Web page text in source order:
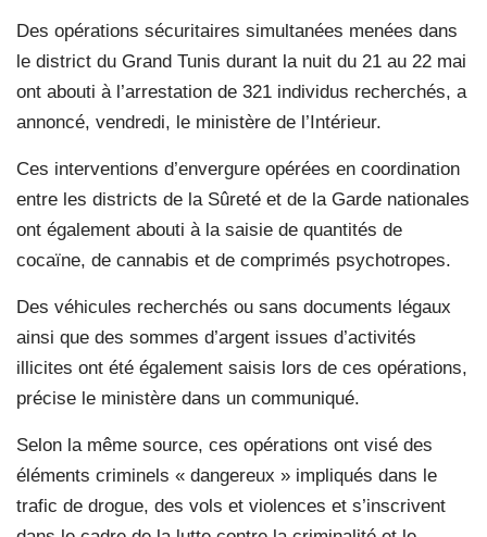
Des opérations sécuritaires simultanées menées dans
le district du Grand Tunis durant la nuit du 21 au 22 mai
ont abouti à l’arrestation de 321 individus recherchés, a
annoncé, vendredi, le ministère de l’Intérieur.
Ces interventions d’envergure opérées en coordination
entre les districts de la Sûreté et de la Garde nationales
ont également abouti à la saisie de quantités de
cocaïne, de cannabis et de comprimés psychotropes.
Des véhicules recherchés ou sans documents légaux
ainsi que des sommes d’argent issues d’activités
illicites ont été également saisis lors de ces opérations,
précise le ministère dans un communiqué.
Selon la même source, ces opérations ont visé des
éléments criminels « dangereux » impliqués dans le
trafic de drogue, des vols et violences et s’inscrivent